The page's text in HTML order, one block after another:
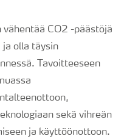
vähentää CO2 -päästöjä
olla täysin
Tavoitteeseen
sekä vihreän
ja käyttöönottoon.